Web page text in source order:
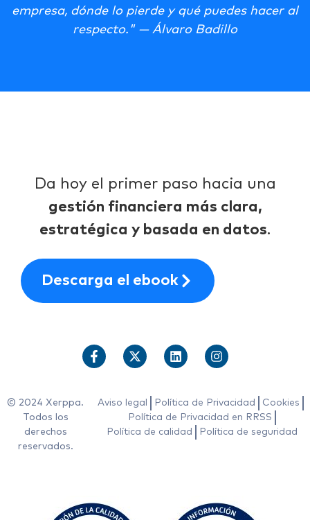
empresa, dónde lo pierde y qué puedes hacer al
respecto." — Álvaro Badillo
Da hoy el primer paso hacia una
gestión financiera más clara,
estratégica y basada en datos.
Descarga el ebook
© 2024 Xerppa.
Todos los
derechos
reservados.
Aviso legal Política de Privacidad
Cookies
Política de Privacidad en RRSS
Política de calidad
Política de seguridad